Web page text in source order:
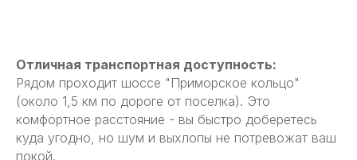
Отличная транспортная доступность:
Рядом проходит шоссе "Приморское кольцо"
(около 1,5 км по дороге от поселка). Это
комфортное расстояние - вы быстро доберетесь
куда угодно, но шум и выхлопы не потревожат ваш
покой.